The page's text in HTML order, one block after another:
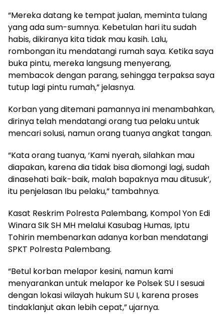
“Mereka datang ke tempat jualan, meminta tulang
yang ada sum-sumnya. Kebetulan hari itu sudah
habis, dikiranya kita tidak mau kasih. Lalu,
rombongan itu mendatangi rumah saya. Ketika saya
buka pintu, mereka langsung menyerang,
membacok dengan parang, sehingga terpaksa saya
tutup lagi pintu rumah,” jelasnya.
Korban yang ditemani pamannya ini menambahkan,
dirinya telah mendatangi orang tua pelaku untuk
mencari solusi, namun orang tuanya angkat tangan.
“Kata orang tuanya, ‘Kami nyerah, silahkan mau
diapakan, karena dia tidak bisa diomongi lagi, sudah
dinasehati baik-baik, malah bapaknya mau ditusuk’,
itu penjelasan Ibu pelaku,” tambahnya.
Kasat Reskrim Polresta Palembang, Kompol Yon Edi
Winara SIk SH MH melalui Kasubag Humas, Iptu
Tohirin membenarkan adanya korban mendatangi
SPKT Polresta Palembang.
“Betul korban melapor kesini, namun kami
menyarankan untuk melapor ke Polsek SU I sesuai
dengan lokasi wilayah hukum SU I, karena proses
tindaklanjut akan lebih cepat,” ujarnya.